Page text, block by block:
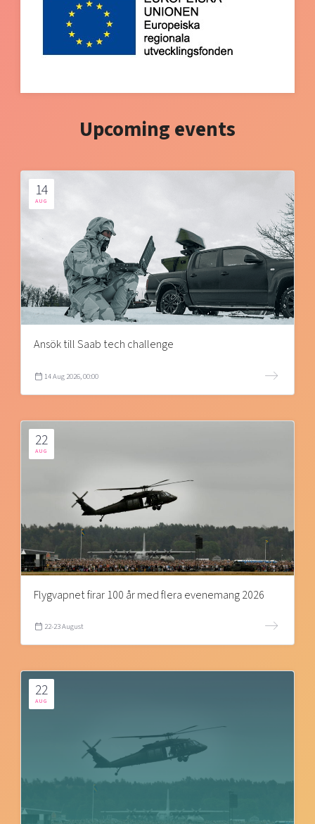
Upcoming events
14
AUG
Ansök till Saab tech challenge
14 Aug 2026, 00:00
22
AUG
Flygvapnet firar 100 år med flera evenemang 2026
22-23 August
22
AUG